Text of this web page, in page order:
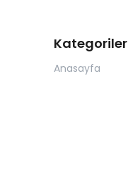
Kategoriler
Anasayfa